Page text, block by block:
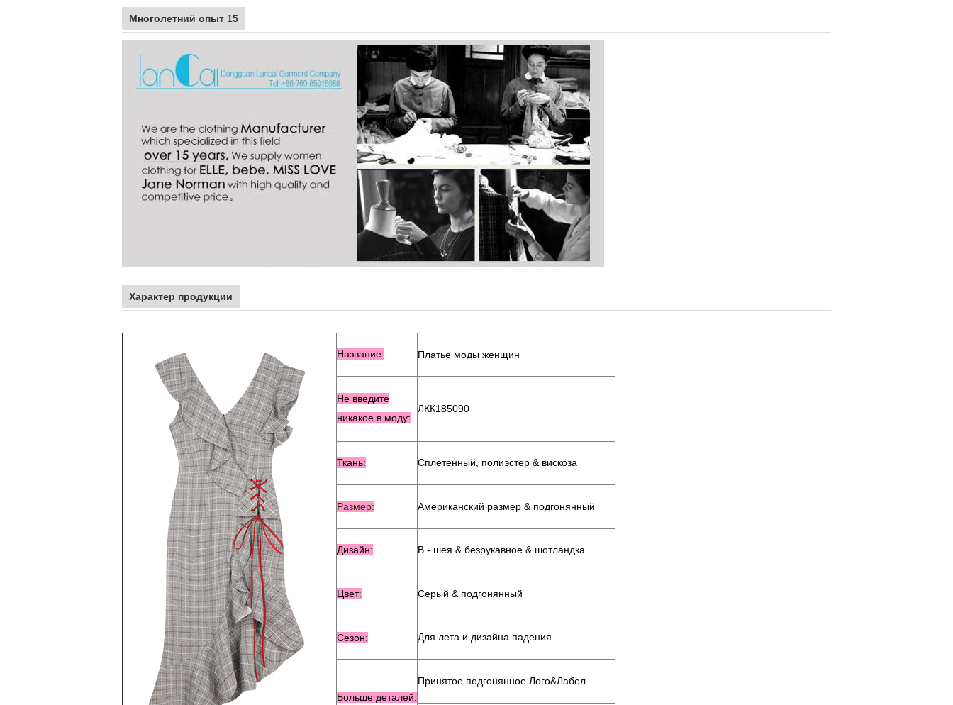
Многолетний опыт 15
Характер продукции
Название: Платье моды женщин
Не введите
никакое в моду:
ЛКК185090
Ткань: Сплетенный, полиэстер & вискоза
Размер: Американский размер & подгонянный
Дизайн: В - шея & безрукавное & шотландка
Цвет: Серый & подгонянный
Сезон: Для лета и дизайна падения
Больше деталей:
Принятое подгонянное Лого&Лабел